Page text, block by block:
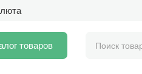
товаров